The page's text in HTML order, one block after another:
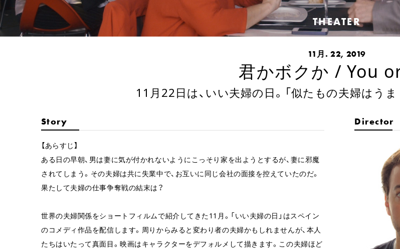
THEATER
11月. 22, 2019
君かボクか / You
11月22日は、いい夫婦の日。「似たもの夫婦はうま
Story
【あらすじ】
ある日の早朝、男は妻に気が付かれないようにこっそり家を出ようとするが、妻に邪魔
されてしまう。その夫婦は共に失業中で、お互いに同じ会社の面接を控えていたのだ。
果たして夫婦の仕事争奪戦の結末は？
世界の夫婦関係をショートフィルムで紹介してきた11月。「いい夫婦の日」はスペイン
のコメディ作品を配信します。周りからみると変わり者の夫婦かもしれませんが、本人
たちはいたって真面目。映画はキャラクターをデフォルメして描きます。この夫婦ほど
Director